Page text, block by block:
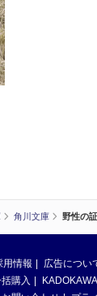
角川文庫 野性の
用情報 広告につい
購入